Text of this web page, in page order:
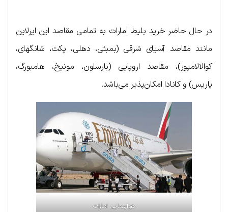
در حال حاضر خرید بلیط امارات به تمامی مقاصد این ایرلاین
مانند مقاصد آسیای شرقی (بمبئی، دهلی، پکت، شانگهای،
کوالالامپور)، مقاصد اروپایی (بارسلون، مونیخ، هامبورگ،
پاریس) و کانادا امکان‌پذیر می‌باشد.
هواپیمایی امارات